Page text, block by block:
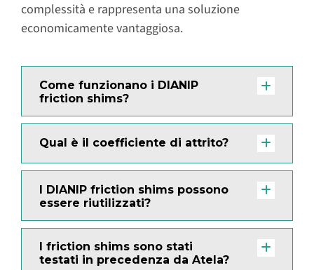
complessità e rappresenta una soluzione
economicamente vantaggiosa.
Come funzionano i DIANIP
friction shims?
Qual è il coefficiente di attrito?
I DIANIP friction shims possono
essere riutilizzati?
I friction shims sono stati
testati in precedenza da Atela?